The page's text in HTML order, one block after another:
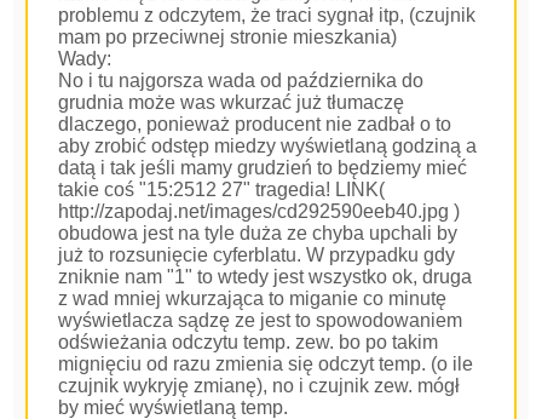
problemu z odczytem, że traci sygnał itp, (czujnik
mam po przeciwnej stronie mieszkania)
Wady:
No i tu najgorsza wada od października do
grudnia może was wkurzać już tłumaczę
dlaczego, ponieważ producent nie zadbał o to
aby zrobić odstęp miedzy wyświetlaną godziną a
datą i tak jeśli mamy grudzień to będziemy mieć
takie coś "15:2512 27" tragedia! LINK(
http://zapodaj.net/images/cd292590eeb40.jpg )
obudowa jest na tyle duża ze chyba upchali by
już to rozsunięcie cyferblatu. W przypadku gdy
zniknie nam "1" to wtedy jest wszystko ok, druga
z wad mniej wkurzająca to miganie co minutę
wyświetlacza sądzę ze jest to spowodowaniem
odświeżania odczytu temp. zew. bo po takim
mignięciu od razu zmienia się odczyt temp. (o ile
czujnik wykryję zmianę), no i czujnik zew. mógł
by mieć wyświetlaną temp.